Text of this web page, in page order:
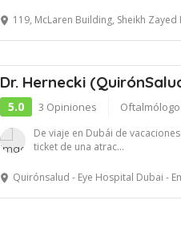
119, McLaren Building, Sheikh Zayed Road,
Dr. Hernecki
5.0 3 Opiniones
De viaje en Dubái de
ticket de una atrac...
Quirónsalud - Eye Hospital Dubai -